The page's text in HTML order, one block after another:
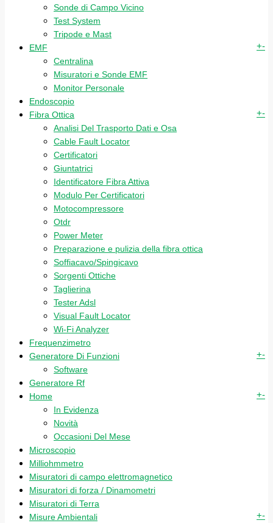
Sonde di Campo Vicino
Test System
Tripode e Mast
EMF
+-
Centralina
Misuratori e Sonde EMF
Monitor Personale
Endoscopio
Fibra Ottica
+-
Analisi Del Trasporto Dati e Osa
Cable Fault Locator
Certificatori
Giuntatrici
Identificatore Fibra Attiva
Modulo Per Certificatori
Motocompressore
Otdr
Power Meter
Preparazione e pulizia della fibra ottica
Soffiacavo/Spingicavo
Sorgenti Ottiche
Taglierina
Tester Adsl
Visual Fault Locator
Wi-Fi Analyzer
Frequenzimetro
Generatore Di Funzioni
+-
Software
Generatore Rf
Home
+-
In Evidenza
Novità
Occasioni Del Mese
Microscopio
Milliohmmetro
Misuratori di campo elettromagnetico
Misuratori di forza / Dinamometri
Misuratori di Terra
Misure Ambientali
+-